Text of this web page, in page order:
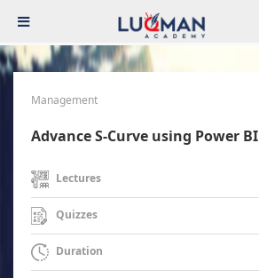
Management
Advance S-Curve using Power BI
Lectures
Quizzes
Duration